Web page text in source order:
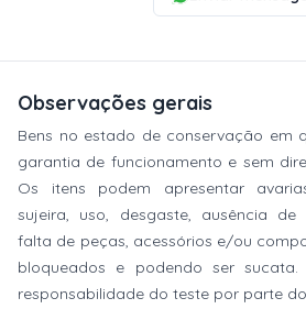
Observações gerais
Bens no estado de conservação em
garantia de funcionamento e sem
Os itens podem apresentar
sujeira, uso, desgaste, ausência de
falta de peças, acessórios e/ou
bloqueados e podendo ser
responsabilidade do teste por parte